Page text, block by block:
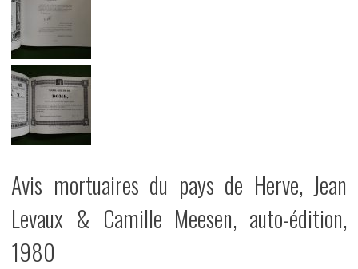
Avis mortuaires du pays de Herve, Jean
Levaux & Camille Meesen, auto-édition,
1980